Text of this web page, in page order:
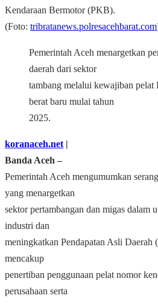
Kendaraan Bermotor (PKB).
(Foto: tribratanews.polresacehbarat.com
Pemerintah Aceh menargetkan
daerah dari sektor
tambang melalui kewajiban pelat
berat baru mulai tahun
2025.
koranaceh.net |
Banda Aceh –
Pemerintah Aceh mengumumkan
yang menargetkan
sektor pertambangan dan migas dalam
industri dan
meningkatkan Pendapatan Asli
mencakup
penertiban penggunaan pelat nomor
perusahaan serta